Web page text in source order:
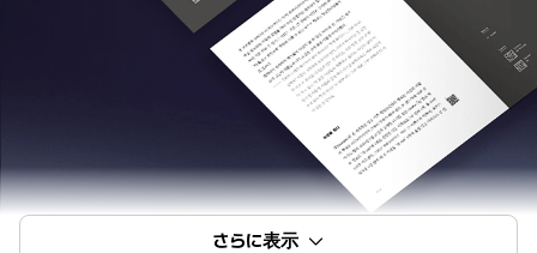
さらに表示